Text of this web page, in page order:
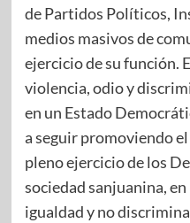
de Partidos Políticos,
medios masivos de
ejercicio de su función.
violencia, odio y
en un Estado
a seguir promoviendo
pleno ejercicio de los
sociedad sanjuanina,
igualdad y no